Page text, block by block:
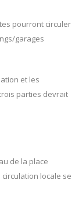
pourront circuler
garages
et les
parties devrait
de la place
circulation locale se